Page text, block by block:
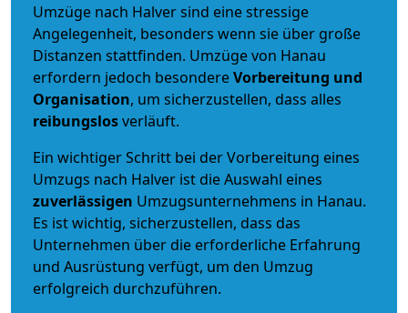
Umzüge nach Halver sind eine stressige
Angelegenheit, besonders wenn sie über große
Distanzen stattfinden. Umzüge von Hanau
erfordern jedoch besondereVorbereitung und
Organisation, um sicherzustellen, dass alles
reibungslosverläuft.
Ein wichtiger Schritt bei der Vorbereitung eines
Umzugs nach Halver ist die Auswahl eines
zuverlässigen Umzugsunternehmens in Hanau.
Es ist wichtig, sicherzustellen, dass das
Unternehmen über die erforderliche Erfahrung
und Ausrüstung verfügt, um den Umzug
erfolgreich durchzuführen.